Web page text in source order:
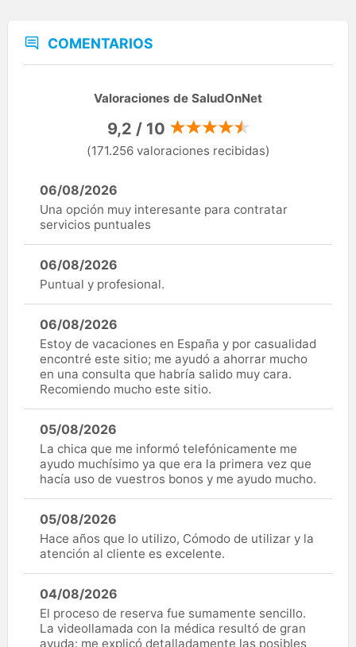
COMENTARIOS
Valoraciones de SaludOnNet
9,2 / 10
(171.256 valoraciones recibidas)
06/08/2026
Una opción muy interesante para contratar
servicios puntuales
06/08/2026
Puntual y profesional.
06/08/2026
Estoy de vacaciones en España y por casualidad
encontré este sitio; me ayudó a ahorrar mucho
en una consulta que habría salido muy cara.
Recomiendo mucho este sitio.
05/08/2026
La chica que me informó telefónicamente me
ayudo muchísimo ya que era la primera vez que
hacía uso de vuestros bonos y me ayudo mucho.
05/08/2026
Hace años que lo utilizo, Cómodo de utilizar y la
atención al cliente es excelente.
04/08/2026
El proceso de reserva fue sumamente sencillo.
La videollamada con la médica resultó de gran
ayuda: me explicó detalladamente las posibles